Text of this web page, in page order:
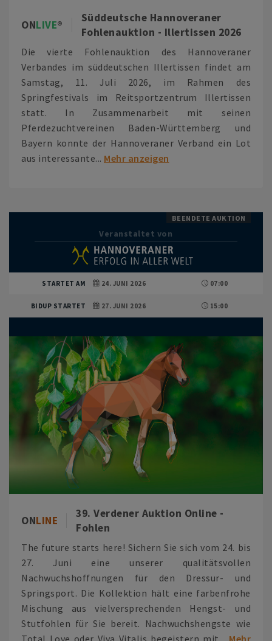
ONLIVE
Süddeutsche Hannoveraner
Fohlenauktion - Illertissen 2026
Die vierte Fohlenauktion des Hannoveraner
Verbandes im süddeutschen Illertissen findet am
Samstag, 11. Juli 2026, im Rahmen des
Springfestivals im Reitsportzentrum Illertissen
statt. In Zusammenarbeit mit seinen
Pferdezuchtvereinen Baden-Württemberg und
Bayern konnte der Hannoveraner Verband ein Lot
aus interessante... Mehr anzeigen
BEENDETE AUKTION
Veranstaltet von
STARTET AM 24. JUNI 2026 07:00
BIDUP STARTET 27. JUNI 2026 15:00
ONLINE
39. Verdener Auktion Online -
Fohlen
The future starts here! Sichern Sie sich vom 24. bis
27. Juni eine unserer qualitätsvollen
Nachwuchshoffnungen für den Dressur- und
Springsport. Die Kollektion hält eine farbenfrohe
Mischung aus vielversprechenden Hengst- und
Stutfohlen für Sie bereit. Nachwuchshengste wie
Total Love oder Viva Vitalis begeistern mit... Mehr